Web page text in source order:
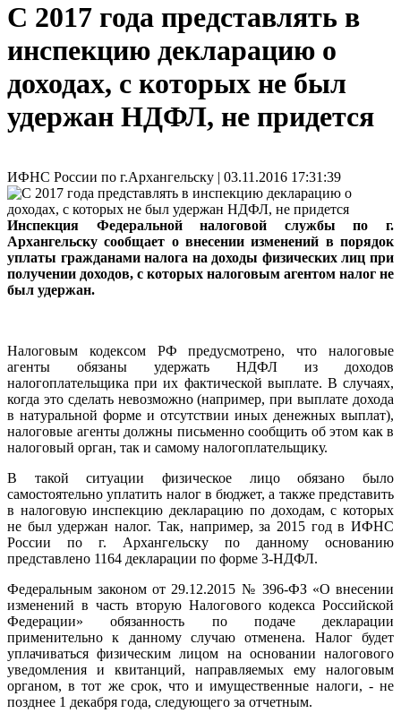
С 2017 года представлять в
инспекцию декларацию о
доходах, с которых не был
удержан НДФЛ, не придется
ИФНС России по г.Архангельску | 03.11.2016 17:31:39
Инспекция Федеральной налоговой службы по г.
Архангельску сообщает о внесении изменений в порядок
уплаты гражданами налога на доходы физических лиц при
получении доходов, с которых налоговым агентом налог не
был удержан.
Налоговым кодексом РФ предусмотрено, что налоговые
агенты обязаны удержать НДФЛ из доходов
налогоплательщика при их фактической выплате. В случаях,
когда это сделать невозможно (например, при выплате дохода
в натуральной форме и отсутствии иных денежных выплат),
налоговые агенты должны письменно сообщить об этом как в
налоговый орган, так и самому налогоплательщику.
В такой ситуации физическое лицо обязано было
самостоятельно уплатить налог в бюджет, а также представить
в налоговую инспекцию декларацию по доходам, с которых
не был удержан налог. Так, например, за 2015 год в ИФНС
России по г. Архангельску по данному основанию
представлено 1164 декларации по форме 3-НДФЛ.
Федеральным законом от 29.12.2015 № 396-ФЗ «О внесении
изменений в часть вторую Налогового кодекса Российской
Федерации» обязанность по подаче декларации
применительно к данному случаю отменена. Налог будет
уплачиваться физическим лицом на основании налогового
уведомления и квитанций, направляемых ему налоговым
органом, в тот же срок, что и имущественные налоги, - не
позднее 1 декабря года, следующего за отчетным.